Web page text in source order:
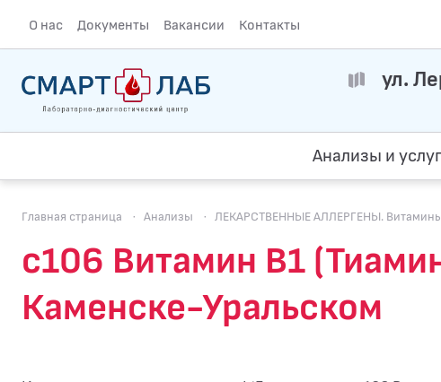
О нас Документы Вакансии Контакты
ул.
Анализы и
Главная страница · Анализы · ЛЕКАРСТВЕННЫЕ АЛЛЕРГЕНЫ. Витамины
c106 Витамин В1
Каменске-Уральском